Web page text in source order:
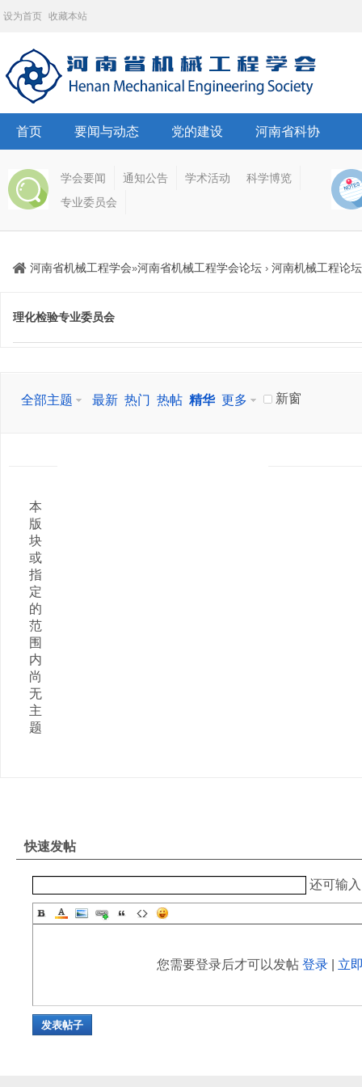
设为首页 收藏本站
首页 要闻与动态 党的建设 河南省科协
学会要闻 通知公告 学术活动
科学博览
专业委员会
河南省机械工程学会»河南省机械工程学会论坛 › 河南机械工程论坛
理化检验专业委员会
新窗
全部主题 最新 热门 热帖 精华 更多
本
版
块
或
指
定
的
范
围
内
尚
无
主
题
快速发帖
还可输
您需要登录后才可以发帖 登录| 立
发表帖子